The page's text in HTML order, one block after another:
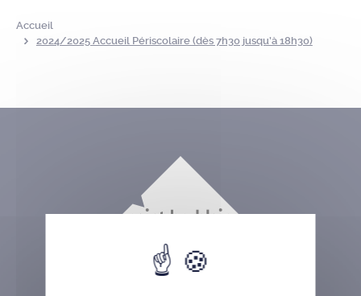
Accueil
2024/2025 Accueil Périscolaire (dès 7h30 jusqu’à 18h30)